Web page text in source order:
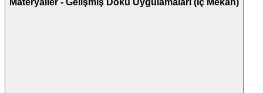
Materyaller - Gelişmiş Doku Uygulamaları (İç Mekan)